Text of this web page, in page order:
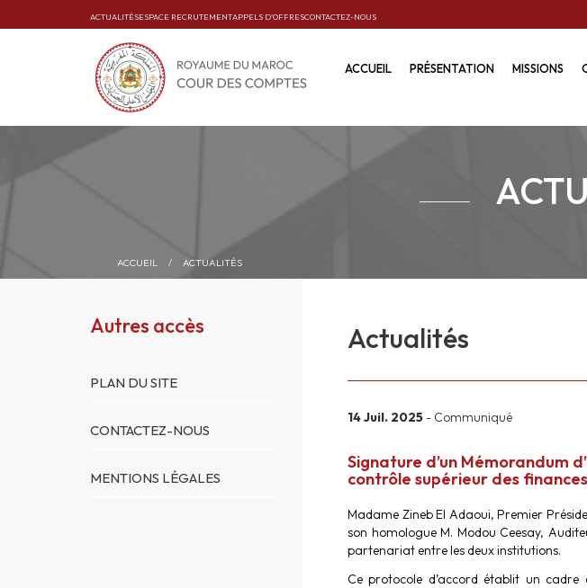
ACTUALITÉSESPACE RECRUTEMENTAPPELS D’OFFRESCONTACTEZ-NOUS
ACCUEIL PRÉSENTATION MISSIONS
ACCUEIL / ACTUALITÉS
Autres accès
PLAN DU SITE
CONTACTEZ-NOUS
MENTIONS LÉGALES
Actualités
14 Juil. 2025 - Communiqué
Signature d’un Mémorandum
contrôle supérieur des
Madame Zineb El Adaoui, Premier
son homologue M. Modou Ceesay,
partenariat entre les deux institutions.
Ce protocole d’accord établit un